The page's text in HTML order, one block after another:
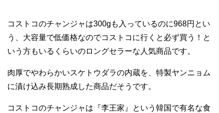
コストコのチャンジャは300gも入っているのに968円とい
う、大容量で低価格なのでコストコに行くと必ず買う！と
いう方もいるくらいのロングセラーな人気商品です。
肉厚でやわらかいスケトウダラの内蔵を、特製ヤンニョム
に漬け込み長期熟成した商品だそうです。
コストコのチャンジャは『李王家』という韓国で有名な食